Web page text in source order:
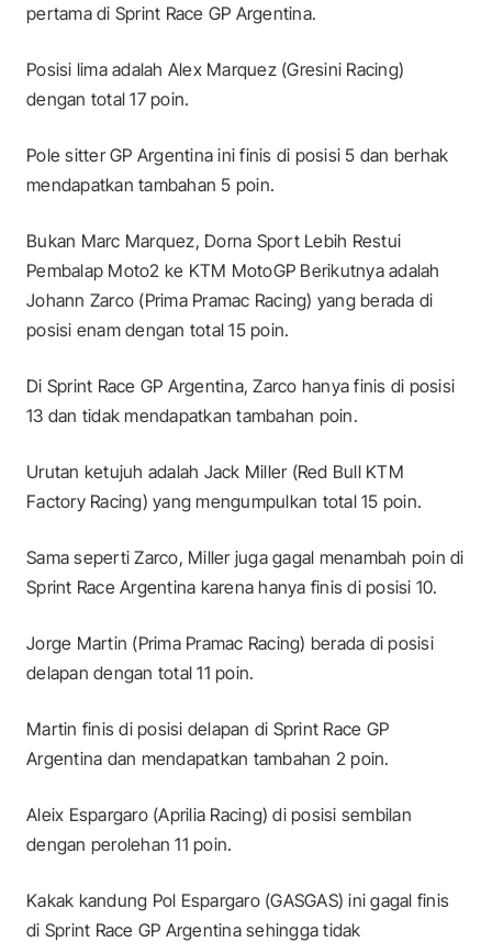
pertama di Sprint Race GP Argentina.
Posisi lima adalah Alex Marquez (Gresini Racing)
dengan total 17 poin.
Pole sitter GP Argentina ini finis di posisi 5 dan berhak
mendapatkan tambahan 5 poin.
Bukan Marc Marquez, Dorna Sport Lebih Restui
Pembalap Moto2 ke KTM MotoGP Berikutnya adalah
Johann Zarco (Prima Pramac Racing) yang berada di
posisi enam dengan total 15 poin.
Di Sprint Race GP Argentina, Zarco hanya finis di posisi
13 dan tidak mendapatkan tambahan poin.
Urutan ketujuh adalah Jack Miller (Red Bull KTM
Factory Racing) yang mengumpulkan total 15 poin.
Sama seperti Zarco, Miller juga gagal menambah poin di
Sprint Race Argentina karena hanya finis di posisi 10.
Jorge Martin (Prima Pramac Racing) berada di posisi
delapan dengan total 11 poin.
Martin finis di posisi delapan di Sprint Race GP
Argentina dan mendapatkan tambahan 2 poin.
Aleix Espargaro (Aprilia Racing) di posisi sembilan
dengan perolehan 11 poin.
Kakak kandung Pol Espargaro (GASGAS) ini gagal finis
di Sprint Race GP Argentina sehingga tidak